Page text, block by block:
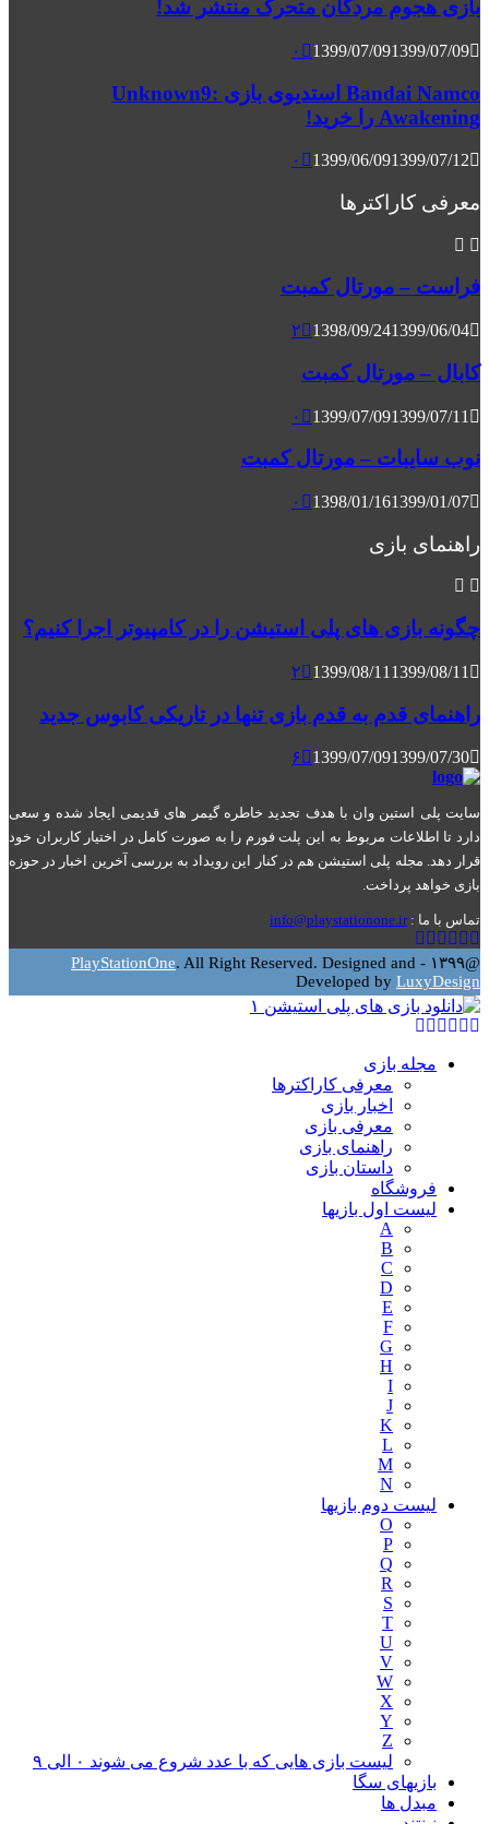
بازی هجوم مردگان متحرک منتشر شد!
1399/07/091399/07/09 ۰
Bandai Namco استدیوی بازی Unknown9:
Awakening را خرید!
1399/06/091399/07/12 ۰
معرفی کاراکترها
فراست – مورتال کمبت
1398/09/241399/06/04 ۲
کابال – مورتال کمبت
1399/07/091399/07/11 ۰
نوب سایبات – مورتال کمبت
1398/01/161399/01/07 ۰
راهنمای بازی
چگونه بازی های پلی استیشن را در کامپیوتر اجرا کنیم؟
1399/08/11 1399/08/11 ۲
راهنمای قدم به قدم بازی تنها در تاریکی کابوس جدید
1399/07/091399/07/30 ۶
سایت پلی استین وان با هدف تجدید خاطره گیمر های قدیمی ایجاد شده و سعی
دارد تا اطلاعات مربوط به این پلت فورم را به صورت کامل در اختیار کاربران خود
قرار دهد. مجله پلی استیشن هم در کنار این رویداد به بررسی آخرین اخبار در حوزه
بازی خواهد پرداخت.
تماس با ما :info@playstationone.ir
Facebook
Twitter
Instagram
Pinterest
Google
@۱۳۹۹ - PlayStationOne. All Right Reserved. Designed and
Developed by LuxyDesign
Facebook
Twitter
Instagram
Pinterest
Google
مجله بازی
معرفی کاراکترها
اخبار بازی
معرفی بازی
راهنمای بازی
داستان بازی
فروشگاه
لیست اول بازیها
A
B
C
D
E
F
G
H
I
J
K
L
M
N
لیست دوم بازیها
O
P
Q
R
S
T
U
V
W
X
Y
Z
لیست بازی هایی که با عدد شروع می شوند ۰ الی ۹
بازیهای سگا
مبدل ها